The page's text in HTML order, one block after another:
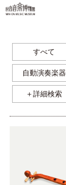
すべて
自動演奏楽器
＋詳細検索